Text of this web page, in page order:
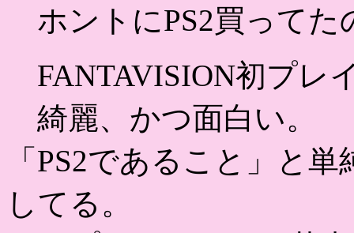
ホントにPS2買ってた
FANTAVISION初プレ
綺麗、かつ面白い。
「PS2であること」と
してる。